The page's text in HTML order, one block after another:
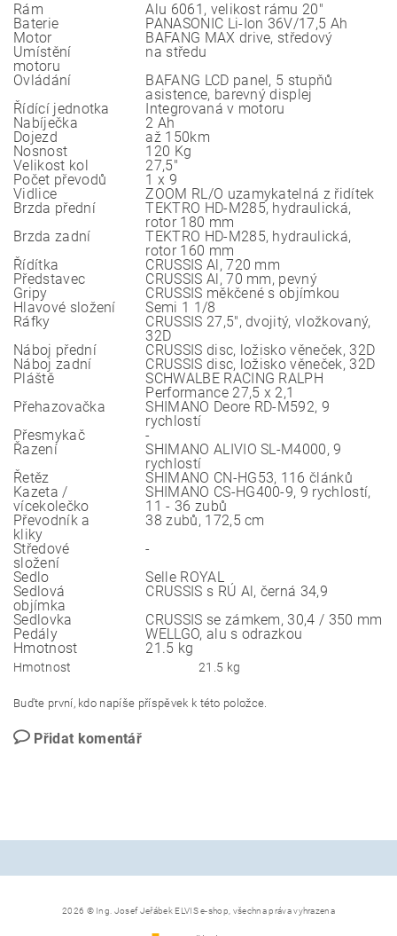
Rám
Alu 6061, velikost rámu 20"
Baterie
PANASONIC Li-Ion 36V/17,5 Ah
Motor
BAFANG MAX drive, středový
Umístění
motoru
na středu
Ovládání
BAFANG LCD panel, 5 stupňů
asistence, barevný displej
Řídící jednotka
Integrovaná v motoru
Nabíječka
2 Ah
Dojezd
až 150km
Nosnost
120 Kg
Velikost kol
27,5"
Počet převodů
1 x 9
Vidlice
ZOOM RL/O uzamykatelná z řidítek
Brzda přední
TEKTRO HD-M285, hydraulická,
rotor 180 mm
Brzda zadní
TEKTRO HD-M285, hydraulická,
rotor 160 mm
Řídítka
CRUSSIS Al, 720 mm
Představec
CRUSSIS Al, 70 mm, pevný
Gripy
CRUSSIS měkčené s objímkou
Hlavové složení
Semi 1 1/8
Ráfky
CRUSSIS 27,5", dvojitý, vložkovaný,
32D
Náboj přední
CRUSSIS disc, ložisko věneček, 32D
Náboj zadní
CRUSSIS disc, ložisko věneček, 32D
Pláště
SCHWALBE RACING RALPH
Performance 27,5 x 2,1
Přehazovačka
SHIMANO Deore RD-M592, 9
rychlostí
Přesmykač
-
Řazení
SHIMANO ALIVIO SL-M4000, 9
rychlostí
Řetěz
SHIMANO CN-HG53, 116 článků
Kazeta /
vícekolečko
SHIMANO CS-HG400-9, 9 rychlostí,
11 - 36 zubů
Převodník a
kliky
38 zubů, 172,5 cm
Středové
složení
-
Sedlo
Selle ROYAL
Sedlová
objímka
CRUSSIS s RÚ Al, černá 34,9
Sedlovka
CRUSSIS se zámkem, 30,4 / 350 mm
Pedály
WELLGO, alu s odrazkou
Hmotnost
21.5 kg
Hmotnost 21.5 kg
Buďte první, kdo napíše příspěvek k této položce.
Přidat komentář
2026 © Ing. Josef Jeřábek ELVIS e-shop, všechna práva vyhrazena